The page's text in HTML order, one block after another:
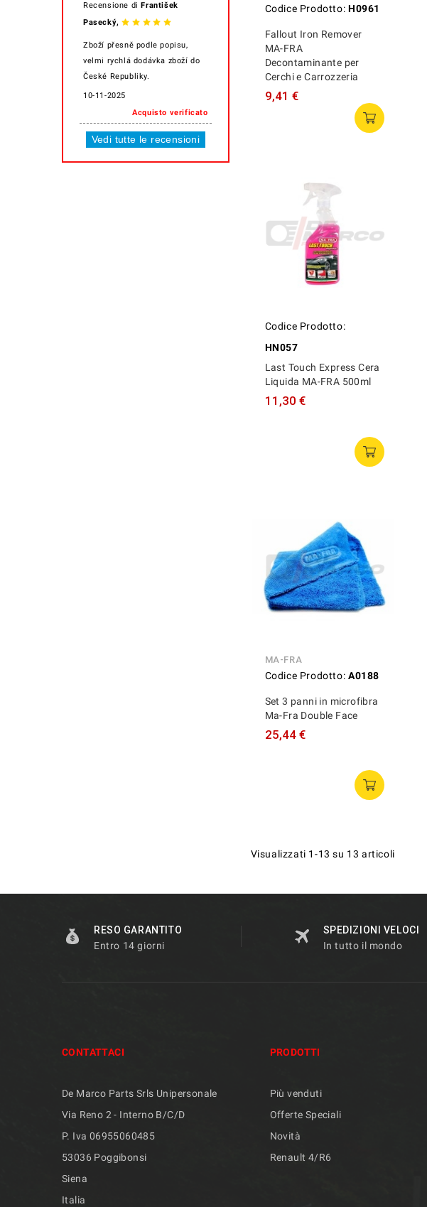
Recensione diFrantišek
Pasecký,
Zboží přesně podle popisu,
velmi rychlá dodávka zboží do
České Republiky.
10-11-2025
Acquisto verificato
Vedi tutte le recensioni
Codice Prodotto: H0961
Fallout Iron Remover
MA-FRA
Decontaminante per
Cerchi e Carrozzeria
9,41 €
Codice Prodotto:
HN057
Last Touch Express Cera
Liquida MA-FRA 500ml
11,30 €
MA-FRA
Codice Prodotto: A0188
Set 3 panni in microfibra
Ma-Fra Double Face
25,44 €
Visualizzati 1-13 su 13 articoli
RESO GARANTITO
Entro 14 giorni
SPEDIZIONI VELOCI
In tutto il mondo
CONTATTACI
De Marco Parts Srls Unipersonale
Via Reno 2 - Interno B/C/D
P. Iva 06955060485
53036 Poggibonsi
Siena
Italia
PRODOTTI
Più venduti
Offerte Speciali
Novità
Renault 4/R6